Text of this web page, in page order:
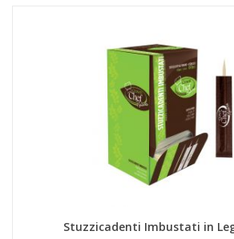
Stuzzicadenti Imbustati in